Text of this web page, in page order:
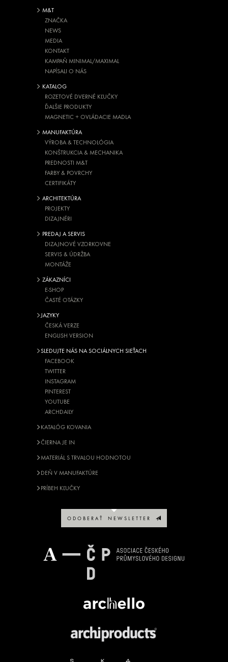
M&T
ZNAČKA
NEWS
MEDIA
KONTAKT
KAMPAŇ MINIMAL/MAXIMAL
NAPÍSALI O NÁS
KATALOG
ROZETOVÉ DVERNÉ KĽUČKY
ĎALŠIE PRODUKTY
MAGNETIC + OVLÁDACIE MADLA
MANUFAKTÚRA
VÝROBA & TECHNOLÓGIA
KONŠTRUKCIA & MECHANIKA
PREDNOSTI M&T
FARBY & POVRCHY
CERTIFIKÁTY
ARCHITEKTÚRA
PROJEKTY
DIZAJNÉRI
PREDAJ A SERVIS
DIZAJNOVÉ VZORKOVNE
SERVIS & ÚDRŽBA
MONTÁŽE
ZÁKAZNÍCI
E-SHOP
ČASTÉ OTÁZKY
JAZYKY
ČESKÁ VERZE
ENGLISH VERSION
SLEDUJTE NÁS NA SOCIÁLNYCH SIEŤACH
FACEBOOK
TWITTER
INSTAGRAM
PINTEREST
YOUTUBE
ARCHDAILY
KATALÓG KOVANIA
ČIERNA JE IN
MATERIÁL S TRVALOU HODNOTOU
DEŇ V MANUFAKTÚRE
PRÍBEH KĽUČKY
O D O B E R A Ť N E W S L E T T E R